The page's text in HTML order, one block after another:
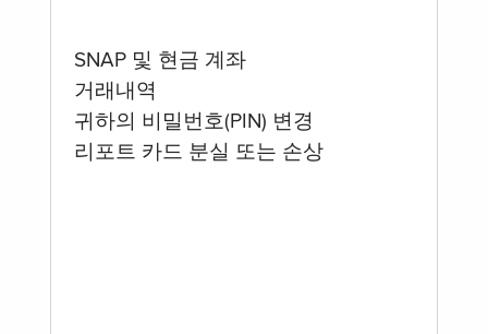
SNAP 및 현금 계좌
거래내역
귀하의 비밀번호(PIN) 변경
리포트 카드 분실 또는 손상